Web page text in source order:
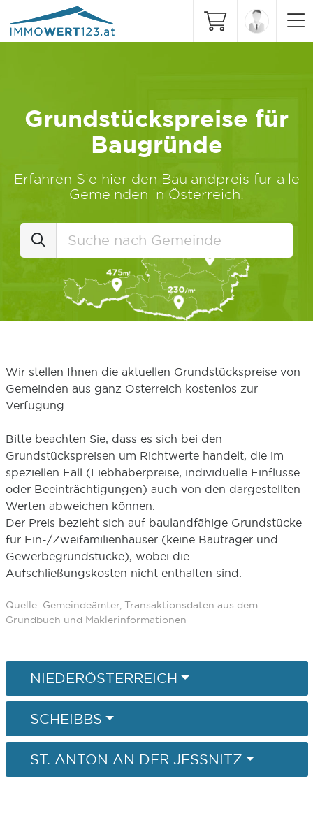
Grundstückspreise für
Baugründe
Erfahren Sie hier den Baulandpreis für alle
Gemeinden in Österreich!
Wir stellen Ihnen die aktuellen Grundstückspreise von
Gemeinden aus ganz Österreich kostenlos zur
Verfügung.
Bitte beachten Sie, dass es sich bei den
Grundstückspreisen um Richtwerte handelt, die im
speziellen Fall (Liebhaberpreise, individuelle Einflüsse
oder Beeinträchtigungen) auch von den dargestellten
Werten abweichen können.
Der Preis bezieht sich auf baulandfähige Grundstücke
für Ein-/Zweifamilienhäuser (keine Bauträger und
Gewerbegrundstücke), wobei die
Aufschließungskosten nicht enthalten sind.
Quelle: Gemeindeämter, Transaktionsdaten aus dem
Grundbuch und Maklerinformationen
NIEDERÖSTERREICH
SCHEIBBS
ST. ANTON AN DER JESSNITZ